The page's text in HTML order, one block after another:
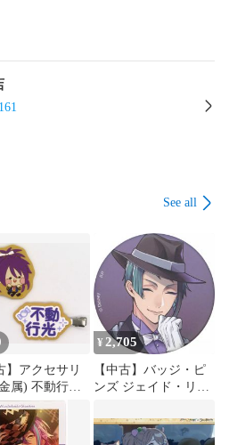
See all
】アクセサリ
属) 不動行光
リップセット
マイくじ 刀剣
んまほ
¥2,705
【中古】バッジ・ピ
ンズ ジェイド・リー
ステッドワンダーラ
ンド LINE公式スタン